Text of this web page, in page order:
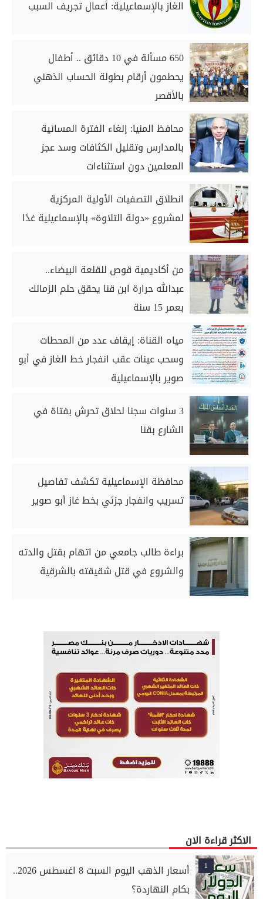
الغاز بالإسماعيلية: أعمال تجريف السبب
650 مسألة في 10 دقائق .. أطفال
يحطمون أرقام بطولة الحساب الذهني
بالأقصر
محافظ المنيا: إلغاء الفترة المسائية
بالمدارس وتقليل الكثافات وسد عجز
المعلمين دون استثناءات
انطلاق التصفيات الأولية المركزية
لمشروع «دولة التلاوة» بالإسماعيلية غدًا
من أكاديمية قوص للقلعة البيضاء..
عبدالله حرارة ابن قنا يحقق حلم الزمالك
بعمر 15 سنة
مياه القناة: إيقاف عدد من المحطات
وسحب عينات عقب انفجار خط الغاز في أبو
صوير بالإسماعيلية
3 سنوات سجنا لحلاق تحرش بفتاة في
الشارع بقنا
محافظة الإسماعيلية تكشف تفاصيل
تسريب وانفجار جزئي بخط غاز أبو صوير
براءة طالب جامعي من اتهام بقتل والدته
والشروع في قتل شقيقته بالشرقية
الاكثر قراءة الان
1
أسعار الذهب اليوم السبت 8 اغسطس 2026..
بكام النهاردة؟